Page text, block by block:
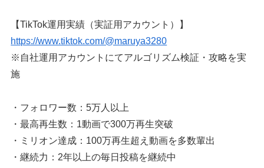
【TikTok運用実績（実証用アカウント）】
https://www.tiktok.com/@maruya3280
※自社運用アカウントにてアルゴリズム検証・攻略を実
施
・フォロワー数：5万人以上
・最高再生数：1動画で300万再生突破
・ミリオン達成：100万再生超え動画を多数輩出
・継続力：2年以上の毎日投稿を継続中